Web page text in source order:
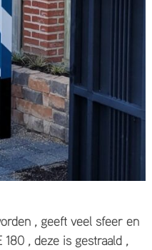
, geeft veel sfeer en
, deze is gestraald ,